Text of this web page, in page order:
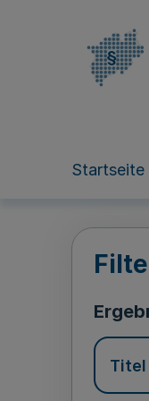
Startseite
Titel